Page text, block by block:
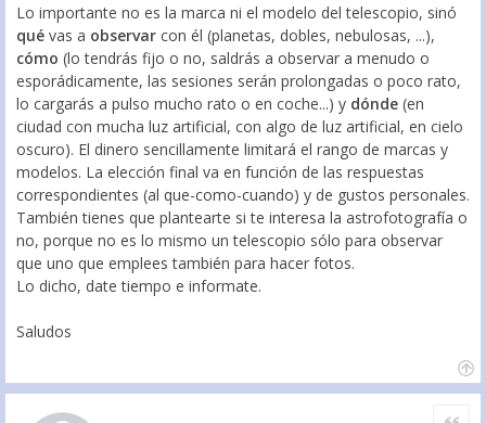
Lo importante no es la marca ni el modelo del telescopio, sinó
qué vas a observar con él (planetas, dobles, nebulosas, ...),
cómo (lo tendrás fijo o no, saldrás a observar a menudo o
esporádicamente, las sesiones serán prolongadas o poco rato,
lo cargarás a pulso mucho rato o en coche...) y dónde (en
ciudad con mucha luz artificial, con algo de luz artificial, en cielo
oscuro). El dinero sencillamente limitará el rango de marcas y
modelos. La elección final va en función de las respuestas
correspondientes (al que-como-cuando) y de gustos personales.
También tienes que plantearte si te interesa la astrofotografía o
no, porque no es lo mismo un telescopio sólo para observar
que uno que emplees también para hacer fotos.
Lo dicho, date tiempo e informate.
Saludos
Citar